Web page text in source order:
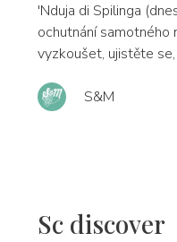
'Nduja di Spilinga
ochutnání samotného
vyzkoušet, ujistěte
S&M
Sc discover